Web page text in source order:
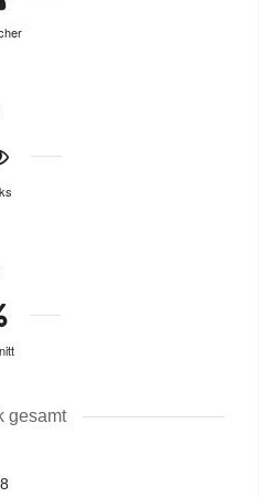
gesamt